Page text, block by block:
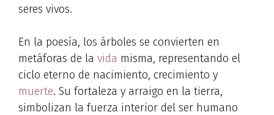
seres vivos.
En la poesía, los árboles se convierten en
metáforas de la vida misma, representando el
ciclo eterno de nacimiento, crecimiento y
muerte. Su fortaleza y arraigo en la tierra,
simbolizan la fuerza interior del ser humano